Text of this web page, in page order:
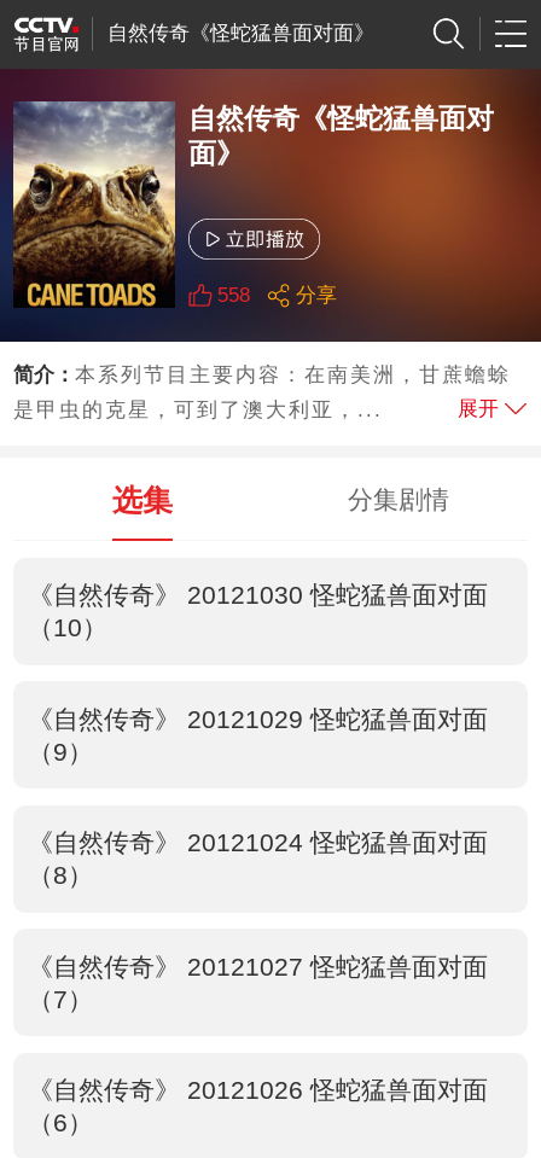
自然传奇《怪蛇猛兽面对面》
自然传奇《怪蛇猛兽面对
面》
558 分享
简介：本系列节目主要内容：在南美洲，甘蔗蟾蜍
是甲虫的克星，可到了澳大利亚，...
展开
选集 分集剧情
《自然传奇》 20121030 怪蛇猛兽面对面
（10）
《自然传奇》 20121029 怪蛇猛兽面对面
（9）
《自然传奇》 20121024 怪蛇猛兽面对面
（8）
《自然传奇》 20121027 怪蛇猛兽面对面
（7）
《自然传奇》 20121026 怪蛇猛兽面对面
（6）